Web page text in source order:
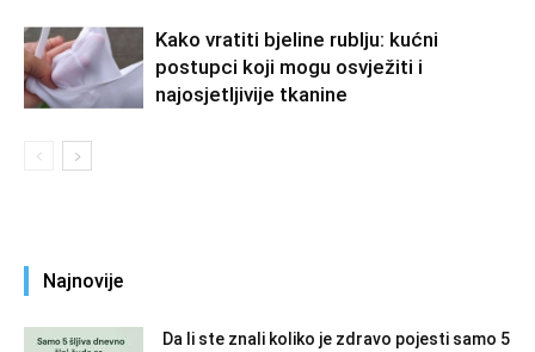
Kako vratiti bjeline rublju: kućni
postupci koji mogu osvježiti i
najosjetljivije tkanine
Najnovije
Da li ste znali koliko je zdravo pojesti samo 5